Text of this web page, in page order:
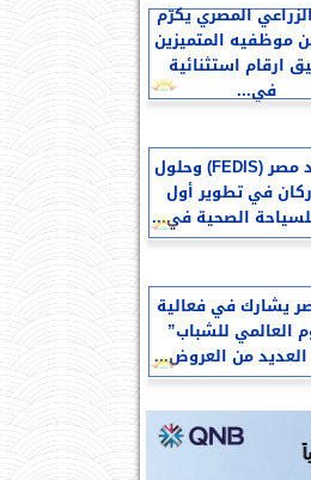
المصري يكرّم
موظفيه المتميزين
ارقام استثنائية
في...
فيكسد مصر (FEDIS) وحلول
في تطوير أول
الصحية في...
يشارك في فعالية
العالمي للشباب”
من العروض...